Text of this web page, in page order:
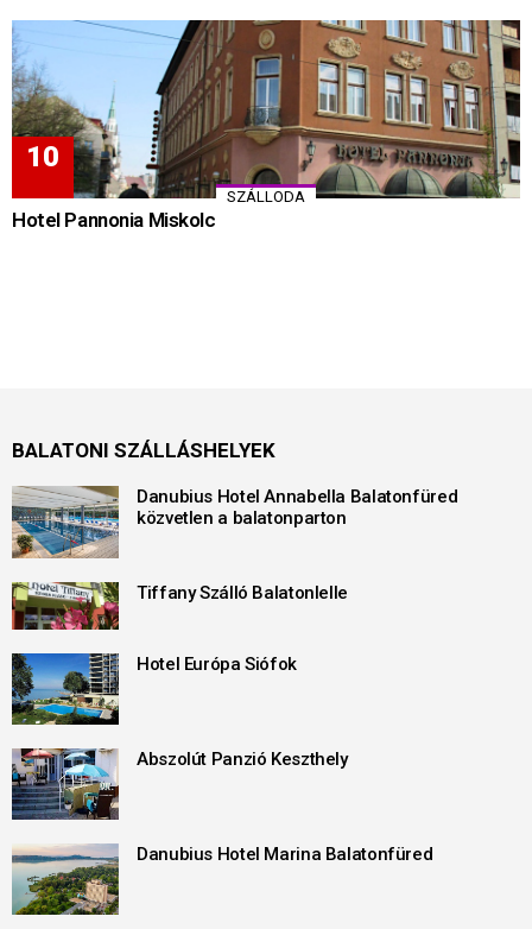
SZÁLLODA
Hotel Pannonia Miskolc
BALATONI SZÁLLÁSHELYEK
Danubius Hotel Annabella Balatonfüred
közvetlen a balatonparton
Tiffany Szálló Balatonlelle
Hotel Európa Siófok
Abszolút Panzió Keszthely
Danubius Hotel Marina Balatonfüred